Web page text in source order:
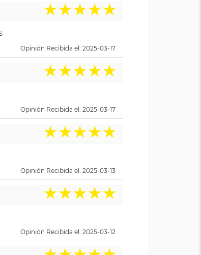
★★★★★
Opinión Recibida el: 2025-03-17
★★★★★
Opinión Recibida el: 2025-03-17
★★★★★
Opinión Recibida el: 2025-03-13
★★★★★
Opinión Recibida el: 2025-03-12